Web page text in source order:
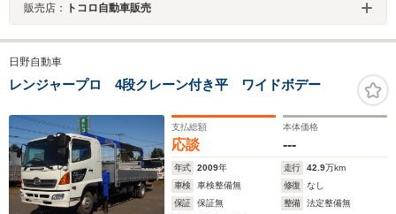
販売店： トコロ自動車販売
日野自動車
レンジャープロ 4段クレーン付き平 ワイドボデー
支払総額
応談
本体価格
---
年式 2009年 走行 42.9万km
車検
車検整備無 修復
なし
保証
保証無 整備
法定整備無